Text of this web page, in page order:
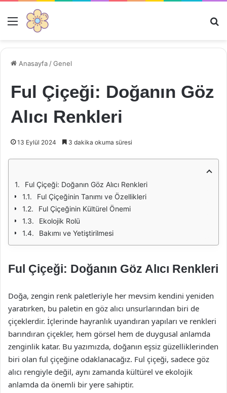
Menü
Anasayfa /Genel
Ful Çiçeği: Doğanın Göz
Alıcı Renkleri
13 Eylül 2024 3 dakika okuma süresi
Ful Çiçeği: Doğanın Göz Alıcı Renkleri
Ful Çiçeğinin Tanımı ve Özellikleri
Ful Çiçeğinin Kültürel Önemi
Ekolojik Rolü
Bakımı ve Yetiştirilmesi
Ful Çiçeği: Doğanın Göz Alıcı Renkleri
Doğa, zengin renk paletleriyle her mevsim kendini yeniden
yaratırken, bu paletin en göz alıcı unsurlarından biri de
çiçeklerdir. İçlerinde hayranlık uyandıran yapıları ve renkleri
barındıran çiçekler, hem görsel hem de duygusal anlamda
zenginlik katar. Bu yazımızda, doğanın eşsiz güzelliklerinden
biri olan ful çiçeğine odaklanacağız. Ful çiçeği, sadece göz
alıcı rengiyle değil, aynı zamanda kültürel ve ekolojik
anlamda da önemli bir yere sahiptir.